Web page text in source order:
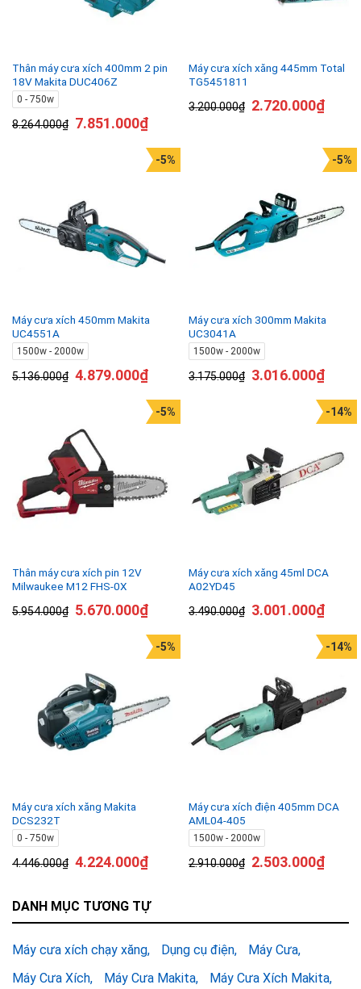
Thân máy cưa xích 400mm 2 pin
18V Makita DUC406Z
0 - 750w
8.264.000₫ 7.851.000₫
Máy cưa xích xăng 445mm Total
TG5451811
3.200.000₫ 2.720.000₫
Máy cưa xích 450mm Makita
UC4551A
1500w - 2000w
5.136.000₫
-5%
4.879.000₫
Máy cưa xích 300mm Makita
UC3041A
1500w - 2000w
3.175.000₫
-5%
3.016.000₫
Thân máy cưa xích pin 12V
Milwaukee M12 FHS-0X
5.954.000₫
-5%
5.670.000₫
Máy cưa xích xăng 45ml DCA
A02YD45
3.490.000₫
-14%
3.001.000₫
Máy cưa xích xăng Makita
DCS232T
0 - 750w
4.446.000₫
-5%
4.224.000₫
Máy cưa xích điện 405mm DCA
AML04-405
1500w - 2000w
2.910.000₫
-14%
2.503.000₫
DANH MỤC TƯƠNG TỰ
Máy cưa xích chạy xăng Dụng cụ điện
Máy Cưa
Máy Cưa Xích
Máy Cưa Makita
Máy Cưa Xích Makita